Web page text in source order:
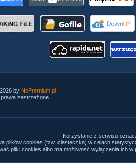
by NoPremium.pl
zastrzeżone.
Korzystanie z serwisu
plików cookies (tzw. ciasteczka) w celach
pliki cookies albo ma możliwość wyłączenia ich